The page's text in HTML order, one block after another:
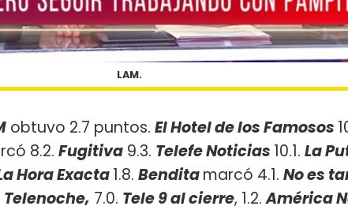
LAM.
obtuvo 2.7 puntos. El Hotel de los Famosos
8.2. Fugitiva 9.3. Telefe Noticias 10.1. La
Hora Exacta1.8. Benditamarcó 4.1. No es
Telenoche, 7.0. Tele 9 al cierre, 1.2.América